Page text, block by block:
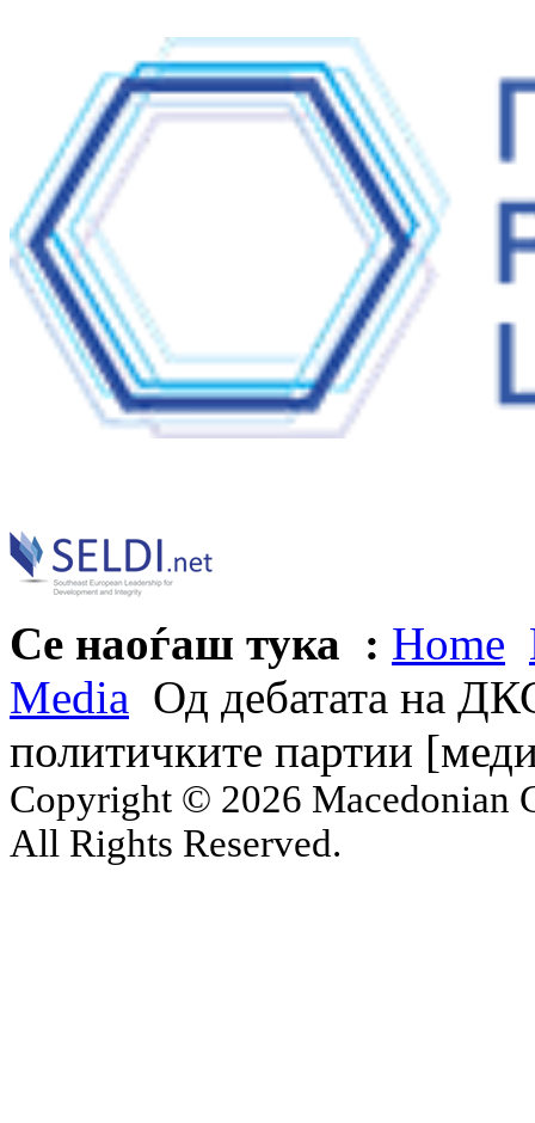
Се наоѓаш тука : Home
Media Од дебатата на
политичките партии
Copyright © 2026 Macedonian
All Rights Reserved.